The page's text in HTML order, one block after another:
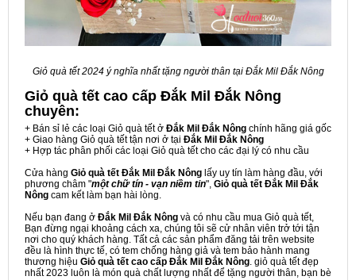
Giỏ quà tết 2024 ý nghĩa nhất tặng người thân tại Đắk Mil Đắk Nông
Giỏ quà tết cao cấp Đắk Mil Đắk Nông
chuyên:
+ Bán sỉ lẻ các loại Giỏ quà tết ở Đắk Mil Đắk Nông chính hãng giá gốc
+ Giao hàng Giỏ quà tết tận nơi ở tại Đắk Mil Đắk Nông
+ Hợp tác phân phối các loại Giỏ quà tết cho các đại lý có nhu cầu
Cửa hàng Giỏ quà tết Đắk Mil Đắk Nông lấy uy tín làm hàng đầu, với
phương châm "một chữ tín - vạn niềm tin", Giỏ quà tết Đắk Mil Đắk
Nông cam kết làm bạn hài lòng.
Nếu bạn đang ở Đắk Mil Đắk Nông và có nhu cầu mua Giỏ quà tết,
Bạn đừng ngại khoảng cách xa, chúng tôi sẽ cử nhân viên trở tới tận
nơi cho quý khách hàng. Tất cả các sản phẩm đăng tải trên website
đều là hình thực tế, có tem chống hàng giả và tem bảo hành mang
thương hiệu Giỏ quà tết cao cấp Đắk Mil Đắk Nông. giỏ quà tết đẹp
nhất 2023 luôn là món quà chất lượng nhất để tặng người thân, bạn bè